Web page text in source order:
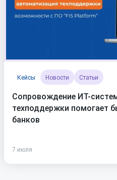
Кейсы Новости Статьи
Сопровождение ИТ-
техподдержки помогает
банков
7 июля